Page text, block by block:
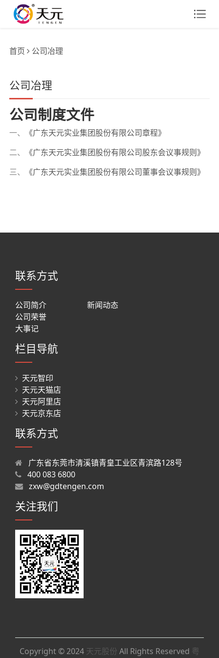
首页 公司冶理
公司冶理
公司制度文件
一、
《广东天元实业集团股份有限公司章程》
二、
《广东天元实业集团股份有限公司股东会议事规则》
三、
《广东天元实业集团股份有限公司董事会议事规则》
联系方式
公司简介
公司荣誉
大事记
新闻动态
栏目导航
天元智印
天元天猫店
天元阿里店
天元京东店
联系方式
广东省东莞市清溪镇青皇工业区青滨路128号
400 083 6800
zxw@gdtengen.com
关注我们
Copyright © 2024 天元股份 All Rights Reserved 粤